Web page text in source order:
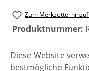
Zum Merkzettel
Produktnummer:
Diese Website
bestmögliche